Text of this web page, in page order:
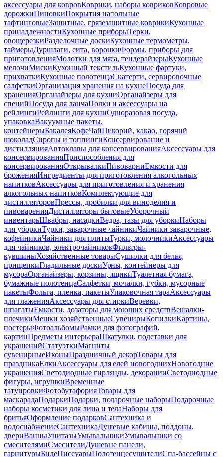
аксессуары для ковровКоврики, наборы ковриковКовровые
дорожкиЦиновкиПокрытия напольные
тафтинговыеЗащитные, грязезащитные коврикиКухонные
принадлежностиКухонные приборыТерки,
овощерезкиРазделочные доскиКухонные термометры,
таймерыДуршлаги, сита, воронкиФормы, приборы для
приготовленияМолотки для мяса, тендерайзерыКухонные
мелочиМискиКухонный текстильКухонные фартуки,
прихваткиКухонные полотенцаСкатерти, сервировочные
салфеткиОрганизация хранения на кухнеПосуда для
храненияОрганайзеры для кухниОрганайзеры для
специйПосуда для ланчаПолки и аксессуары на
рейлингиРейлинги для кухниОдноразовая посуда,
упаковкаВакуумные пакеты,
контейнерыБакалеяКофеЧайЦикорий, какао, горячий
шоколадСиропы и топпингиКонсервирование и
дистилляцияАвтоклавы для консервированияАксессуары для
консервированияПриспособления для
консервированияОткрывалкиПивоварниЕмкости для
броженияИнгредиенты для приготовления алкогольных
напитковАксессуары для приготовления и хранения
алкогольных напитковКомплектующие для
дистилляторовПрессы, дробилки для виноделия и
пивоваренияДистилляторы бытовыеУборочный
инвентарьШвабры, насадкиВедра, тазы для уборкиНаборы
для уборкиТурки, заварочные чайникиЧайники заварочные,
кофейникиЧайники для плитыТурки, молочникиАксессуары
для чайников, электрочайниковФильтры-
кувшиныХозяйственные товарыСушилки для белья,
прищепкиГладильные доскиУрны, контейнеры для
мусораОрганайзеры, корзины, ящикиТуалетная бумага,
бумажные полотенцаСалфетки, мочалки, губки, мусорные
пакетыФольга, пленка, пакетыУпаковочная тараАксессуары
для глаженияАксессуары для стиркиВеревки,
шпагатыЕмкости, дозаторы для моющих средствВешалки-
плечикиМешки хозяйственныеСувенирыКопилкиКартины,
постерыФотоальбомыРамки для фотографий,
картинПредметы интерьераШкатулки, подставки для
украшенийСтатуэткиМагниты
сувенирныеИконыПраздничный декорТовары для
праздникаЕлкиАксессуары для елей новогоднихНовогодние
украшенияСветодиодные гирлянды, декорацииСветодиодные
фигуры, игрушкиВременные
татуировкиФотобутафорияТовары для
маскарадаПодаркиПодарки, подарочные наборыПодарочные
наборы косметики для лица и телаНаборы для
бритьяОформление подарковСантехника и
водоснабжениеСантехникаДушевые кабины, поддоны,
двериВанныУнитазыУмывальникиУмывальники со
смесителямиСмесителиДушевые панели,
гарнитурыБидеПиссуарыПолотенцесушителиСпа-бассейны с